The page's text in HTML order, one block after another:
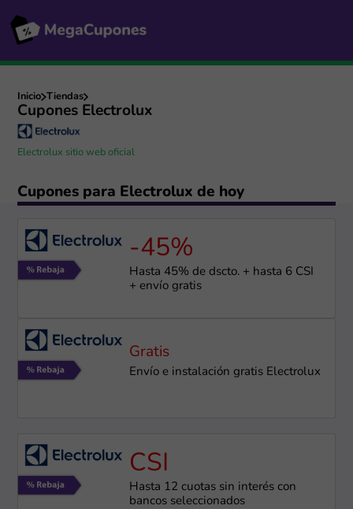
Inicio Tiendas
Cupones Electrolux
Electrolux sitio web oficial
Cupones para Electrolux de hoy
-45%
Hasta 45% de dscto. + hasta 6 CSI
+ envío gratis
Gratis
Envío e instalación gratis Electrolux
CSI
Hasta 12 cuotas sin interés con
bancos seleccionados